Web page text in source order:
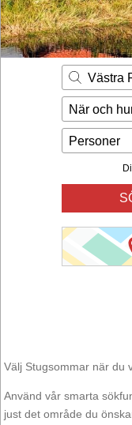
Husägare
Se hur mycket du
Räkna ut din
hyresintäkt
Västra
När och
Personer
Välj Stugsommar när du
Använd vår smarta
just det område du